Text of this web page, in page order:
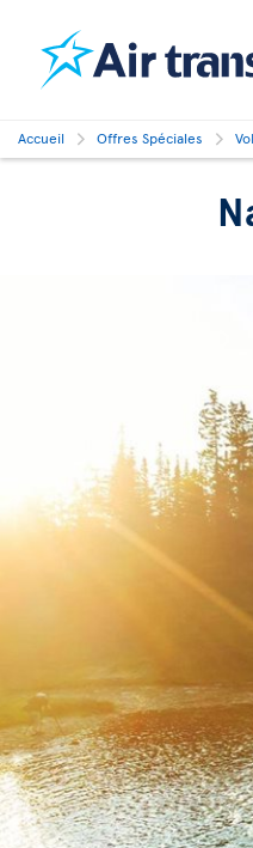
Accueil Offres Spéciales